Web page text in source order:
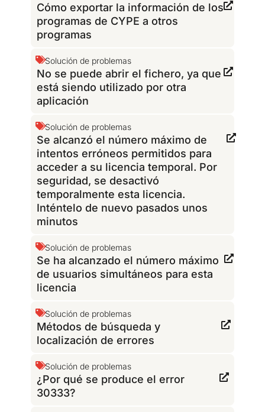
Cómo exportar la información de los
programas de CYPE a otros
programas
Solución de problemas
No se puede abrir el fichero, ya que
está siendo utilizado por otra
aplicación
Solución de problemas
Se alcanzó el número máximo de
intentos erróneos permitidos para
acceder a su licencia temporal. Por
seguridad, se desactivó
temporalmente esta licencia.
Inténtelo de nuevo pasados unos
minutos
Solución de problemas
Se ha alcanzado el número máximo
de usuarios simultáneos para esta
licencia
Solución de problemas
Métodos de búsqueda y
localización de errores
Solución de problemas
¿Por qué se produce el error
30333?